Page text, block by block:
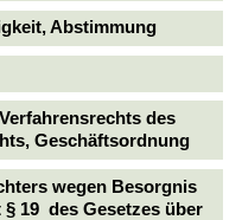
Abstimmung
des
Geschäftsordnung
wegen Besorgnis
19 des Gesetzes über